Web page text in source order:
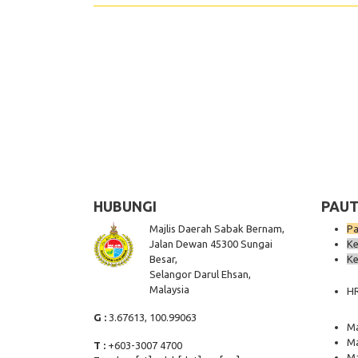
HUBUNGI
Majlis Daerah Sabak Bernam,
Jalan Dewan 45300 Sungai
Besar,
Selangor Darul Ehsan,
Malaysia
G : 3.67613, 100.99063
T : +603-3007 4700